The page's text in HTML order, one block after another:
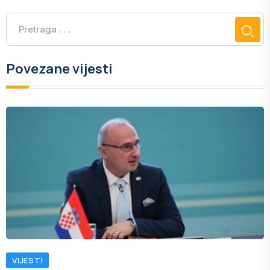
Povezane vijesti
VIJESTI